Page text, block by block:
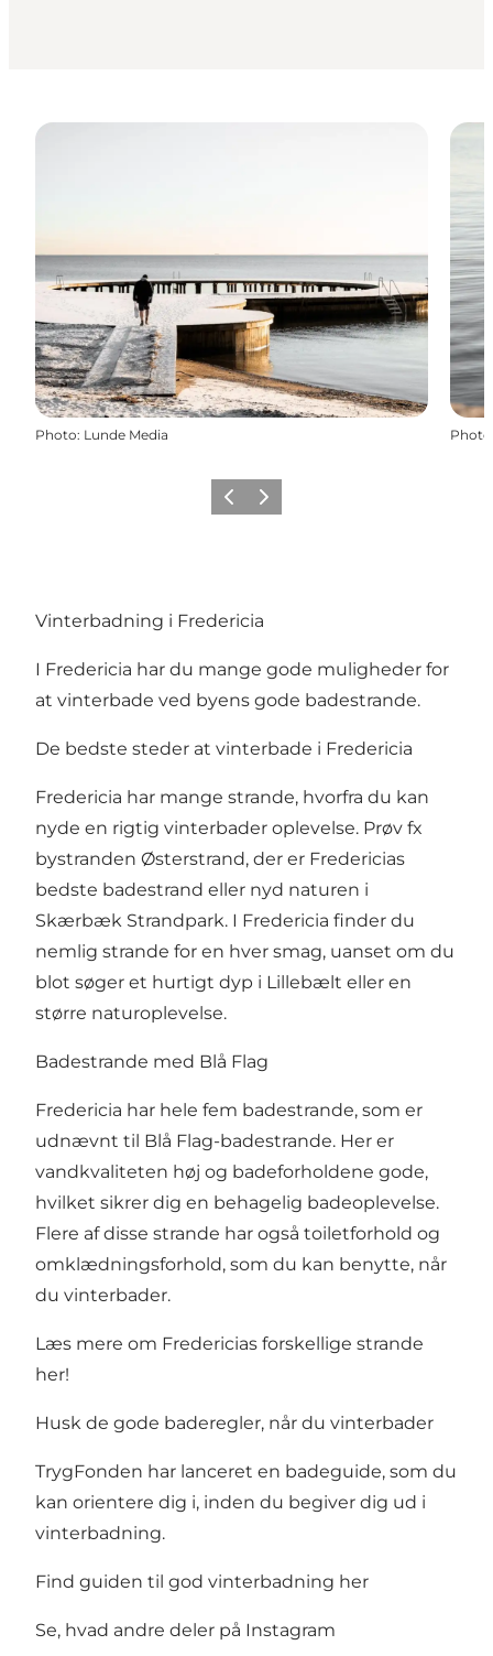
Photo: Lunde Media Photo
Previous slide
Next slide
Vinterbadning i Fredericia
I Fredericia har du mange gode muligheder for
at vinterbade ved byens gode badestrande.
De bedste steder at vinterbade i Fredericia
Fredericia har mange strande, hvorfra du kan
nyde en rigtig vinterbader oplevelse. Prøv fx
bystranden Østerstrand, der er Fredericias
bedste badestrand eller nyd naturen i
Skærbæk Strandpark. I Fredericia finder du
nemlig strande for en hver smag, uanset om du
blot søger et hurtigt dyp i Lillebælt eller en
større naturoplevelse.
Badestrande med Blå Flag
Fredericia har hele fem badestrande, som er
udnævnt til Blå Flag-badestrande. Her er
vandkvaliteten høj og badeforholdene gode,
hvilket sikrer dig en behagelig badeoplevelse.
Flere af disse strande har også toiletforhold og
omklædningsforhold, som du kan benytte, når
du vinterbader.
Læs mere om Fredericias forskellige strande
her!
Husk de gode baderegler, når du vinterbader
TrygFonden har lanceret en badeguide, som du
kan orientere dig i, inden du begiver dig ud i
vinterbadning.
Find guiden til god vinterbadning her
Se, hvad andre deler på Instagram